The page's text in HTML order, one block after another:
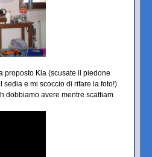
proposto Kla (scusate il piedone
e mi scoccio di rifare la foto!)
dobbiamo avere mentre scattiam